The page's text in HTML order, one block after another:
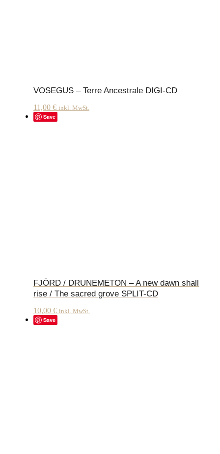
VOSEGUS – Terre Ancestrale DIGI-CD
11,00 € inkl. MwSt.
Save
FJÖRD / DRUNEMETON – A new dawn shall
rise / The sacred grove SPLIT-CD
10,00 € inkl. MwSt.
Save